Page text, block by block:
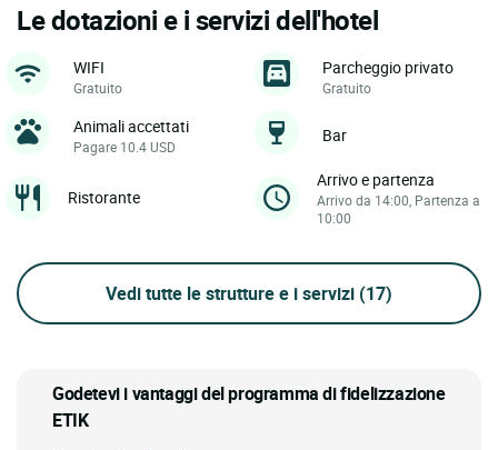
Le dotazioni e i servizi dell'hotel
WIFI
Gratuito
Parcheggio privato
Gratuito
Animali accettati
Pagare 10.4 USD
Bar
Ristorante
Arrivo e partenza
Arrivo da 14:00, Partenza a
10:00
Vedi tutte le strutture e i servizi (17)
Godetevi i vantaggi del programma di fidelizzazione
ETIK